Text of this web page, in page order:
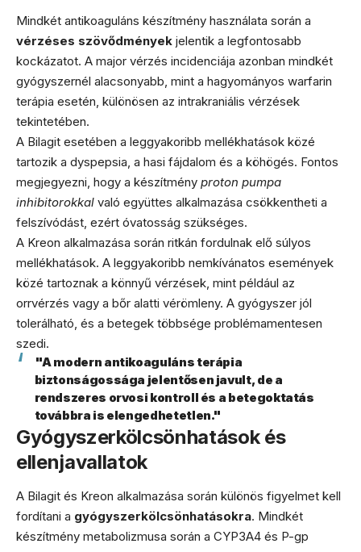
Mindkét antikoaguláns készítmény használata során a
vérzéses szövődmények jelentik a legfontosabb
kockázatot. A major vérzés incidenciája azonban mindkét
gyógyszernél alacsonyabb, mint a hagyományos warfarin
terápia esetén, különösen az intrakraniális vérzések
tekintetében.
A Bilagit esetében a leggyakoribb mellékhatások közé
tartozik a dyspepsia, a hasi fájdalom és a köhögés. Fontos
megjegyezni, hogy a készítmény proton pumpa
inhibitorokkal való együttes alkalmazása csökkentheti a
felszívódást, ezért óvatosság szükséges.
A Kreon alkalmazása során ritkán fordulnak elő súlyos
mellékhatások. A leggyakoribb nemkívánatos események
közé tartoznak a könnyű vérzések, mint például az
orrvérzés vagy a bőr alatti vérömleny. A gyógyszer jól
tolerálható, és a betegek többsége problémamentesen
szedi.
"A modern antikoaguláns terápia
biztonságossága jelentősen javult, de a
rendszeres orvosi kontroll és a betegoktatás
továbbra is elengedhetetlen."
Gyógyszerkölcsönhatások és
ellenjavallatok
A Bilagit és Kreon alkalmazása során különös figyelmet kell
fordítani a gyógyszerkölcsönhatásokra. Mindkét
készítmény metabolizmusa során a CYP3A4 és P-gp